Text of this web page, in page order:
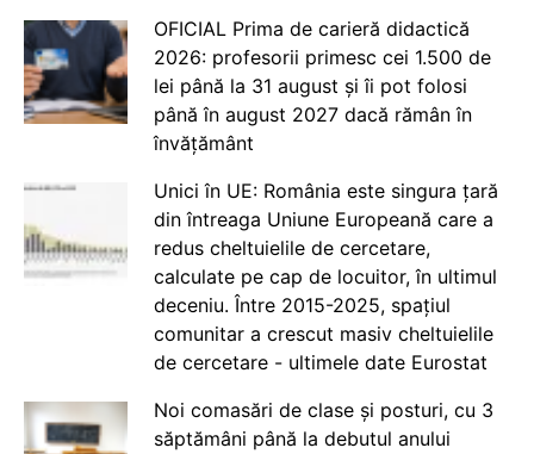
OFICIAL Prima de carieră didactică
2026: profesorii primesc cei 1.500 de
lei până la 31 august și îi pot folosi
până în august 2027 dacă rămân în
învățământ
Unici în UE: România este singura țară
din întreaga Uniune Europeană care a
redus cheltuielile de cercetare,
calculate pe cap de locuitor, în ultimul
deceniu. Între 2015-2025, spațiul
comunitar a crescut masiv cheltuielile
de cercetare - ultimele date Eurostat
Noi comasări de clase și posturi, cu 3
săptămâni până la debutul anului